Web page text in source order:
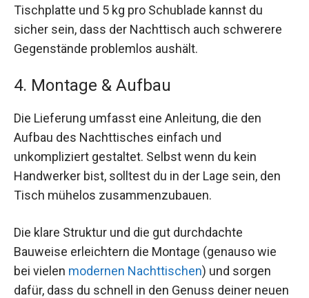
Tischplatte und 5 kg pro Schublade kannst du
sicher sein, dass der Nachttisch auch schwerere
Gegenstände problemlos aushält.
4. Montage & Aufbau
Die Lieferung umfasst eine Anleitung, die den
Aufbau des Nachttisches einfach und
unkompliziert gestaltet. Selbst wenn du kein
Handwerker bist, solltest du in der Lage sein, den
Tisch mühelos zusammenzubauen.
Die klare Struktur und die gut durchdachte
Bauweise erleichtern die Montage (genauso wie
bei vielen modernen Nachttischen) und sorgen
dafür, dass du schnell in den Genuss deiner neuen